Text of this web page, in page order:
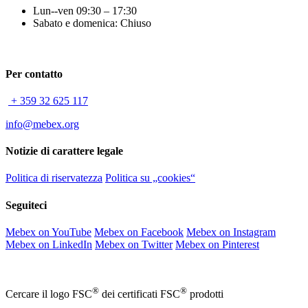
Lun--ven 09:30 – 17:30
Sabato e domenica: Chiuso
Per contatto
+ 359 32 625 117
info@mebex.org
Notizie di carattere legale
Politica di riservatezza Politica su „cookies“
Seguiteci
Mebex on YouTube Mebex on Facebook Mebex on Instagram
Mebex on LinkedIn Mebex on Twitter Mebex on Pinterest
Cercare il logo FSC® dei certificati FSC® prodotti